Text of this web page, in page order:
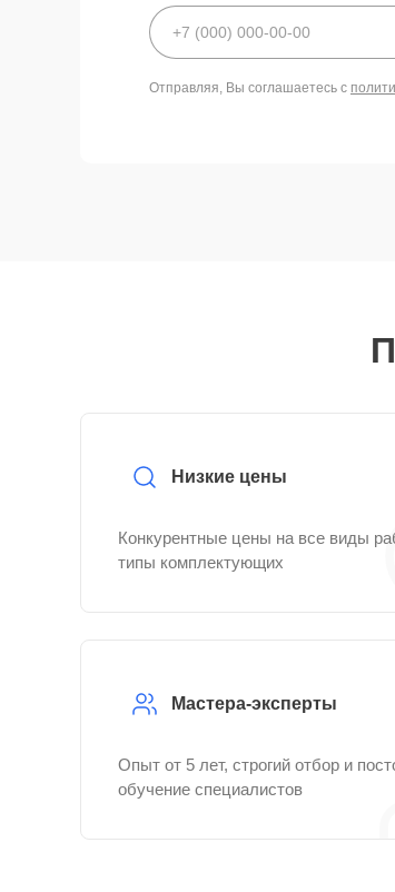
Отправляя, Вы соглашаетесь с
Низкие цены
Конкурентные цены на все виды
типы комплектующих
Мастера-эксперты
Опыт от 5 лет, строгий отбор и
обучение специалистов